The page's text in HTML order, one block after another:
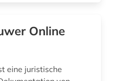
Online
eine juristische